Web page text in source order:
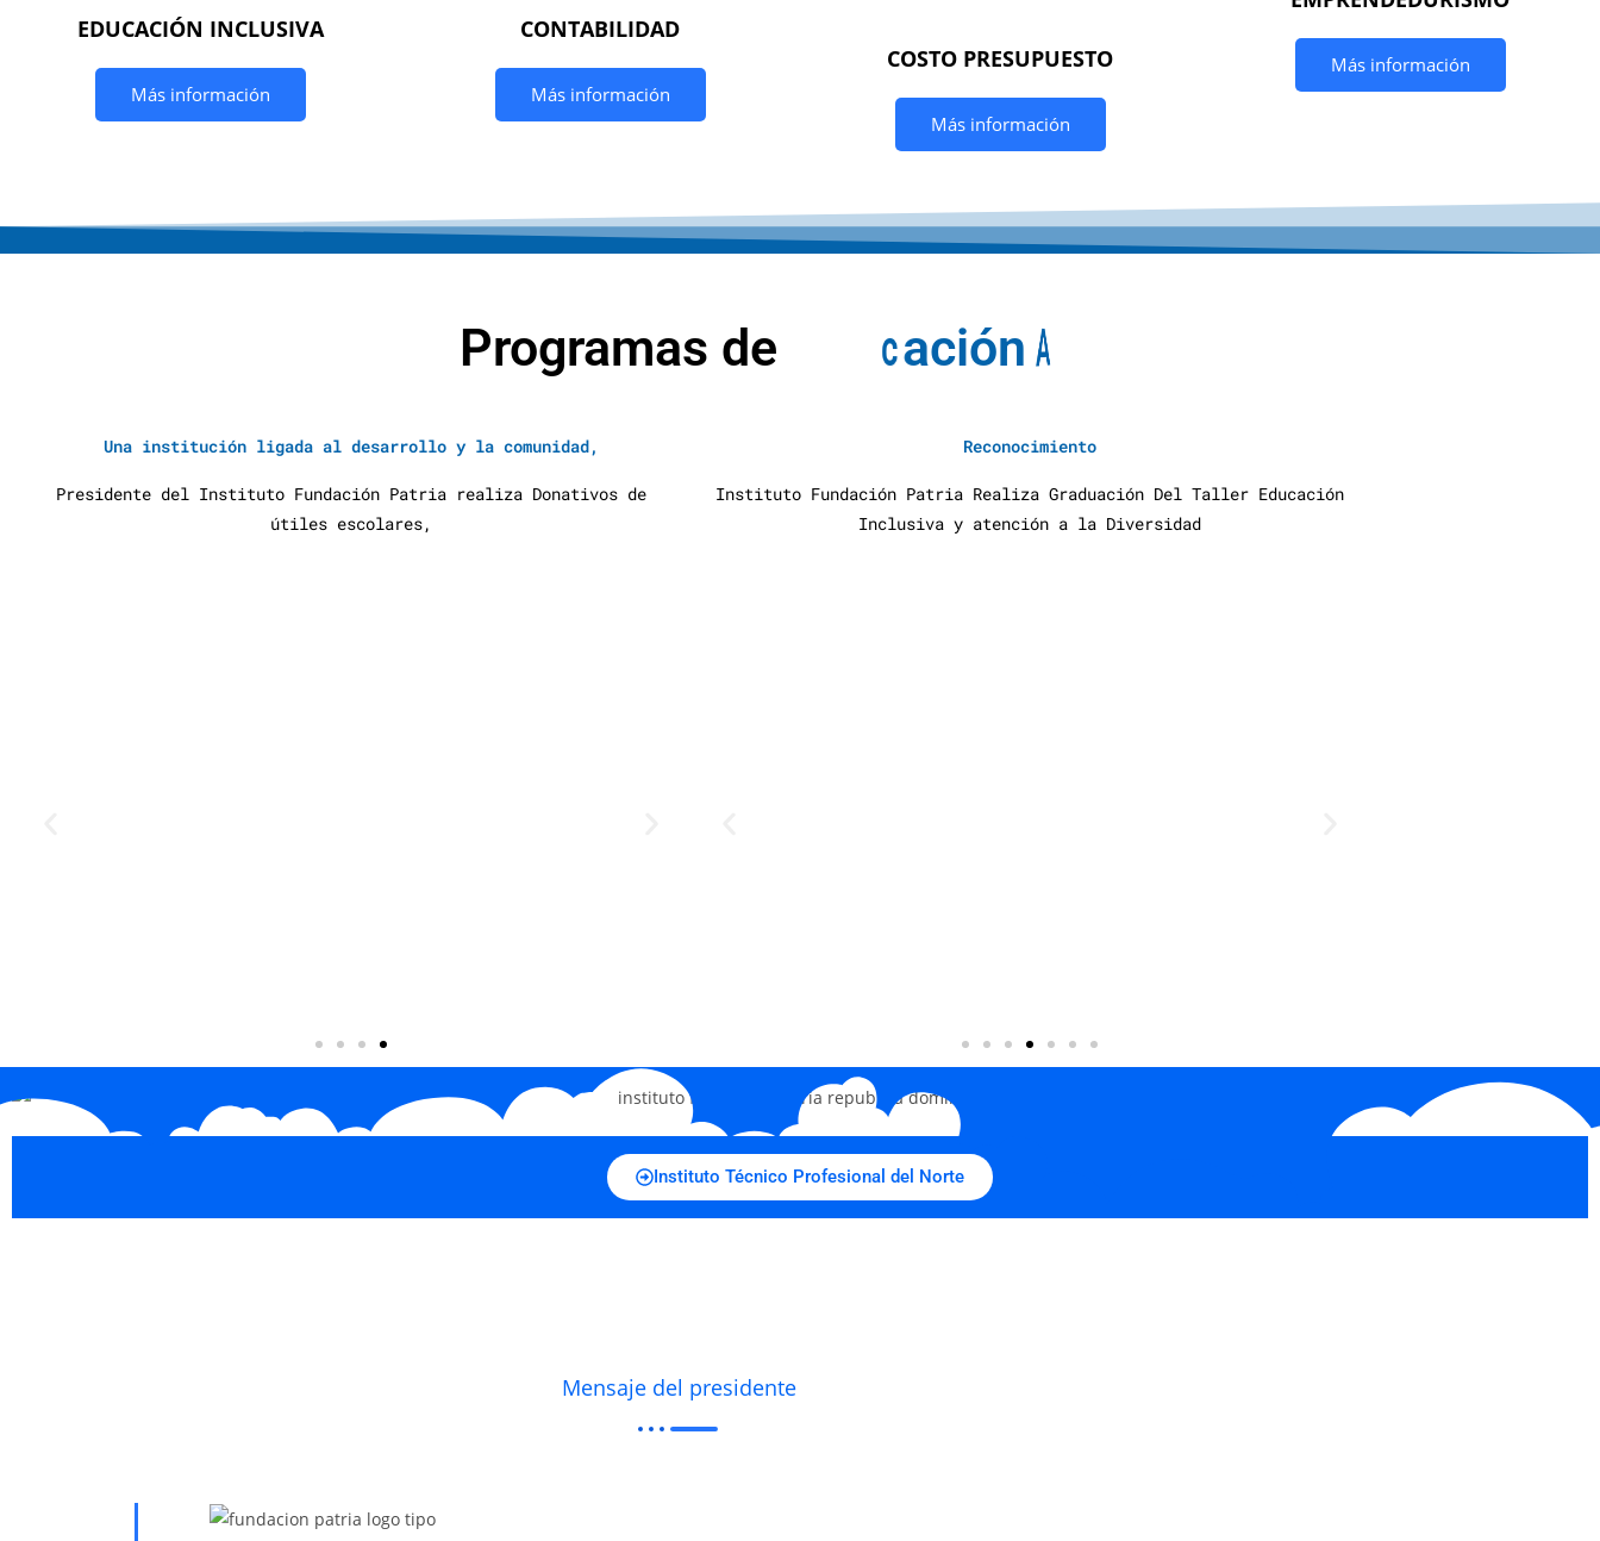
EDUCACIÓN INCLUSIVA
Más información
CONTABILIDAD
Más información
COSTO PRESUPUESTO
Más información
Más información
Programas de cación A
Una institución ligada al desarrollo y la comunidad,
Presidente del Instituto Fundación Patria realiza Donativos de
útiles escolares,
Reconocimiento
Instituto Fundación Patria Realiza Graduación Del Taller Educación
Inclusiva y atención a la Diversidad
Instituto Técnico Profesional del Norte
Mensaje del presidente